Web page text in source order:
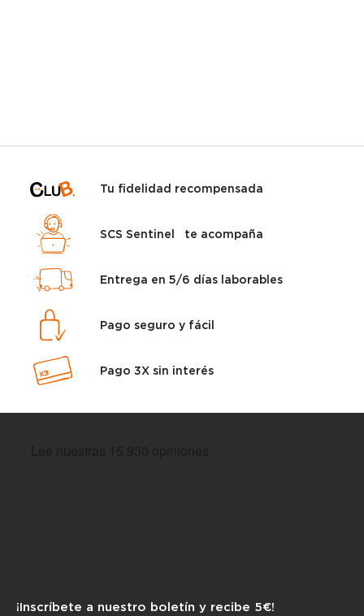
Tu fidelidad recompensada
SCS Sentinel te acompaña
Entrega en 5/6 días laborables
Pago seguro y fácil
Pago 3X sin interés
¡Inscríbete a nuestro boletín y recibe 5€!